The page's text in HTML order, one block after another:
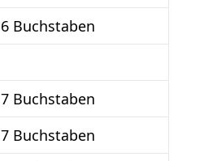
6 Buchstaben
7 Buchstaben
7 Buchstaben